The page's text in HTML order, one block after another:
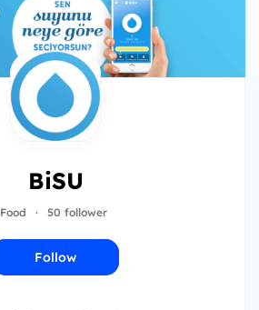
BiSU
Food · 50 follower
Follow